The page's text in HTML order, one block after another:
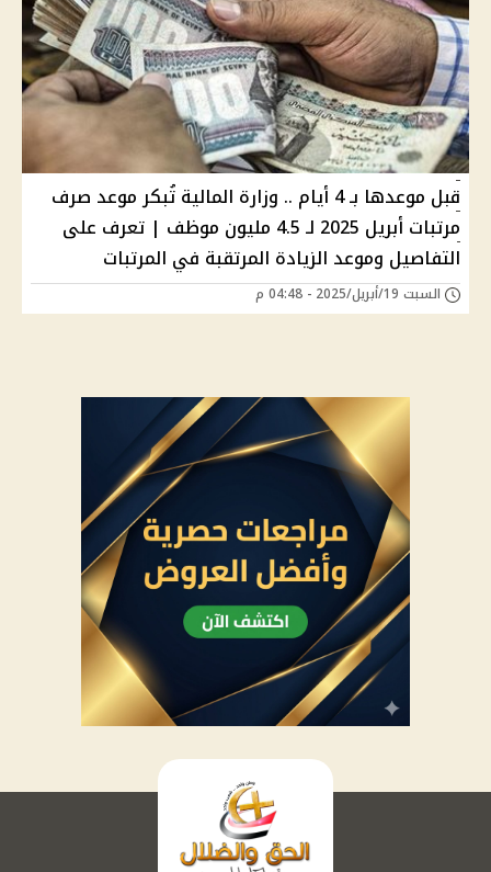
قبل موعدها بـ 4 أيام .. وزارة المالية تُبكر موعد صرف
مرتبات أبريل 2025 لـ 4.5 مليون موظف | تعرف على
التفاصيل وموعد الزيادة المرتقبة في المرتبات
السبت 19/أبريل/2025 - 04:48 م